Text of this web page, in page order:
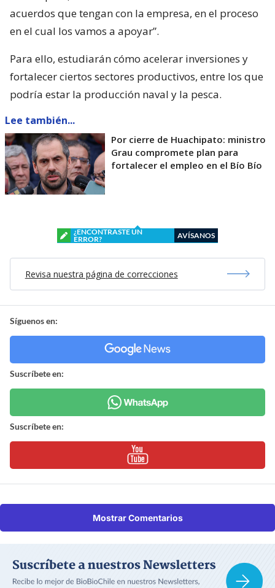
acuerdos que tengan con la empresa, en el proceso
en el cual los vamos a apoyar”.
Para ello, estudiarán cómo acelerar inversiones y
fortalecer ciertos sectores productivos, entre los que
podría estar la producción naval y la pesca.
Lee también...
Por cierre de Huachipato: ministro
Grau compromete plan para
fortalecer el empleo en el Bío Bío
¿ENCONTRASTE UN
ERROR?
AVÍSANOS
Revisa nuestra página de correcciones
Síguenos en:
Suscríbete en:
Suscríbete en:
Mostrar Comentarios